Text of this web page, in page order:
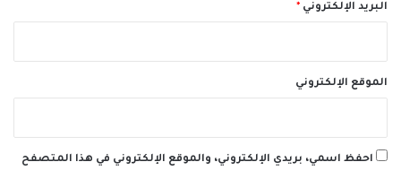
البريد الإلكتروني *
الموقع الإلكتروني
احفظ اسمي، بريدي الإلكتروني، والموقع الإلكتروني في هذا المتصفح